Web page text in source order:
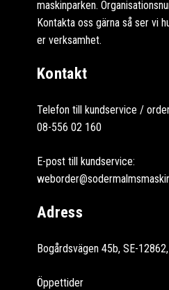
maskinparken.
Kontakta oss gärna så ser vi
er verksamhet.
Kontakt
Telefon till kundservice /
08-556 02 160
E-post till kundservice:
Adress
Bogårdsvägen 45b, SE-
Öppettider